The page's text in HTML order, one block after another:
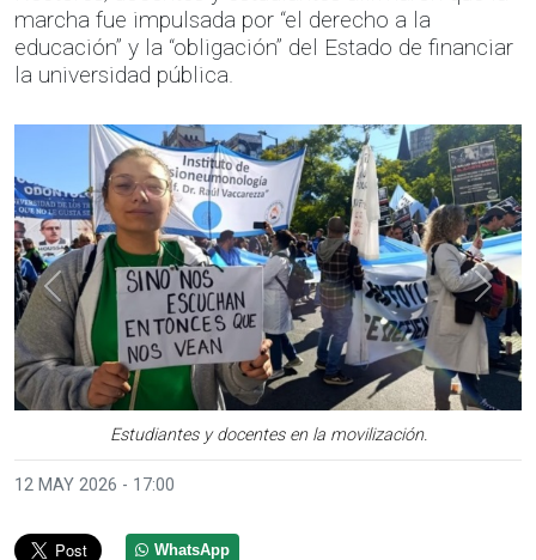
marcha fue impulsada por “el derecho a la
educación” y la “obligación” del Estado de financiar
la universidad pública.
Estudiantes y docentes en la movilización.
Anterior
12 MAY 2026 - 17:00
WhatsApp